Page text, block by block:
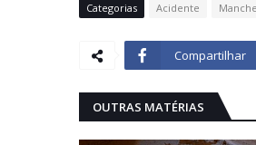
Categorias Acidente
Compartilhar
OUTRAS MATÉRIAS